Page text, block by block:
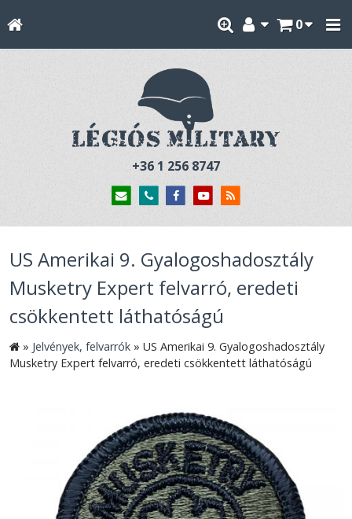
0
+36 1 256 8747
US Amerikai 9. Gyalogoshadosztály
Musketry Expert felvarró, eredeti
csökkentett láthatóságú
» Jelvények, felvarrók » US Amerikai 9. Gyalogoshadosztály
Musketry Expert felvarró, eredeti csökkentett láthatóságú